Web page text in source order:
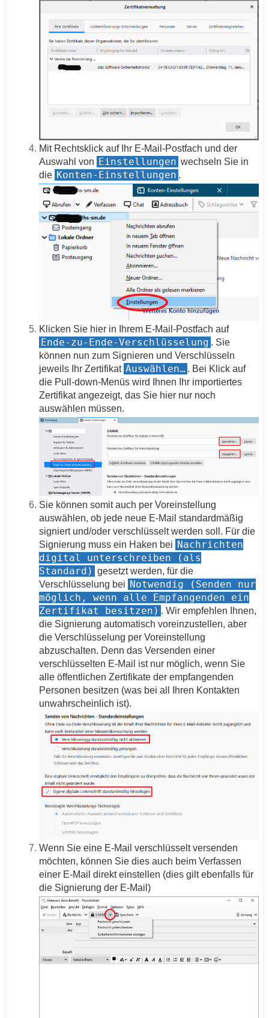
Mit Rechtsklick auf Ihr E-Mail-Postfach und der
Auswahl von Einstellungen wechseln Sie in
die Konten-Einstellungen .
Klicken Sie hier in Ihrem E-Mail-Postfach auf
Ende-zu-Ende-Verschlüsselung . Sie
können nun zum Signieren und Verschlüsseln
jeweils Ihr Zertifikat Auswählen… . Bei Klick auf
die Pull-down-Menüs wird Ihnen Ihr importiertes
Zertifikat angezeigt, das Sie hier nur noch
auswählen müssen.
Sie können somit auch per Voreinstellung
auswählen, ob jede neue E-Mail standardmäßig
signiert und/oder verschlüsselt werden soll. Für die
Signierung muss ein Haken bei Nachrichten
digital unterschreiben (als
Standard) gesetzt werden, für die
Verschlüsselung bei Notwendig (Senden nur
möglich, wenn alle Empfangenden ein
Zertifikat besitzen) . Wir empfehlen Ihnen,
die Signierung automatisch voreinzustellen, aber
die Verschlüsselung per Voreinstellung
abzuschalten. Denn das Versenden einer
verschlüsselten E-Mail ist nur möglich, wenn Sie
alle öffentlichen Zertifikate der empfangenden
Personen besitzen (was bei all Ihren Kontakten
unwahrscheinlich ist).
Wenn Sie eine E-Mail verschlüsselt versenden
möchten, können Sie dies auch beim Verfassen
einer E-Mail direkt einstellen (dies gilt ebenfalls für
die Signierung der E-Mail)